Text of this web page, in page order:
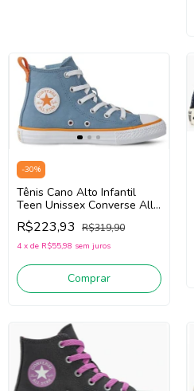
-30%
Tênis Cano Alto Infantil
Teen Unissex Converse All
Star CK0909 (Azul/Laranja)
Tecido
R$223,93 R$319,90
4 x de R$55,98 sem juros
Comprar